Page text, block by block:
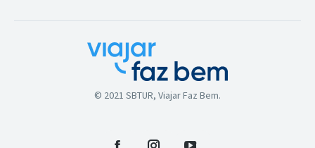
© 2021 SBTUR, Viajar Faz Bem.